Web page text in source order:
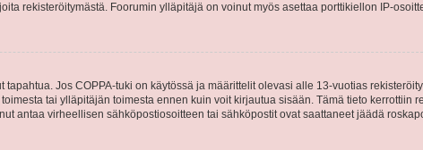
rekisteröitymästä. Foorumin ylläpitäjä on voinut myös asettaa porttikiellon IP-
Jos COPPA-tuki on käytössä ja määrittelit olevasi alle 13-vuotias
tai ylläpitäjän toimesta ennen kuin voit kirjautua sisään. Tämä tieto kerrottiin
antaa virheellisen sähköpostiosoitteen tai sähköpostit ovat saattaneet jäädä